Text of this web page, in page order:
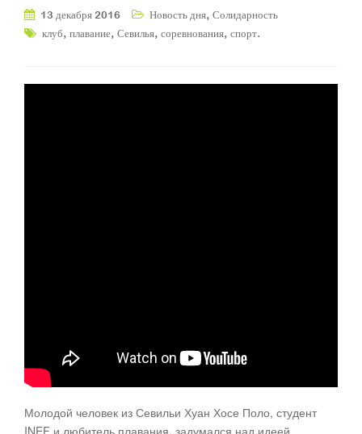
13 декабря 2016 Новость дня, Солидарность
клуб, плавание, Севилья, соревнования, спорт.
Молодой человек из Севильи Хуан Хосе Поло, студент
INEF и любитель плавания, задумался над идеей